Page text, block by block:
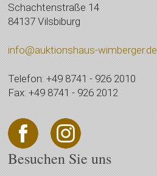
Schachtenstraße 14
84137 Vilsbiburg
info@auktionshaus-wimberger.de
Telefon: +49 8741 - 926 2010
Fax: +49 8741 - 926 2012
Besuchen Sie uns